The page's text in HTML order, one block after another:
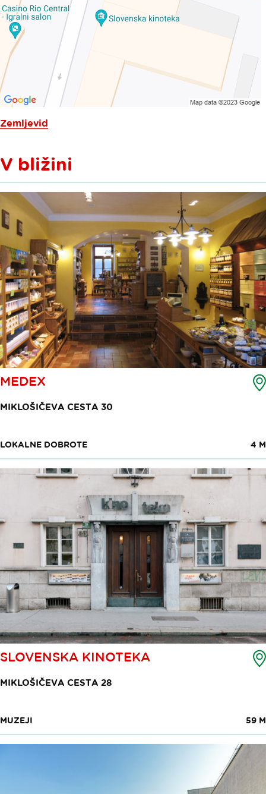
Zemljevid
V bližini
MEDEX
MIKLOŠIČEVA CESTA 30
LOKALNE DOBROTE 4 M
SLOVENSKA KINOTEKA
MIKLOŠIČEVA CESTA 28
MUZEJI 59 M